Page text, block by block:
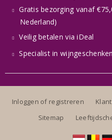
Gratis bezorging vanaf
Nederland)
Veilig betalen via iDeal
Specialist in wijngeschenken
Inloggen of registreren
Sitemap